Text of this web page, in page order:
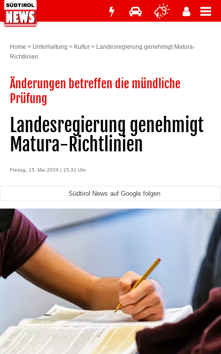
Home > Unterhaltung > Kultur > Landesregierung genehmigt Matura-
Richtlinien
Änderungen betreffen die mündliche
Prüfung
Landesregierung genehmigt
Matura-Richtlinien
Freitag, 15. Mai 2026 | 15:31 Uhr
Südtirol News auf Google folgen